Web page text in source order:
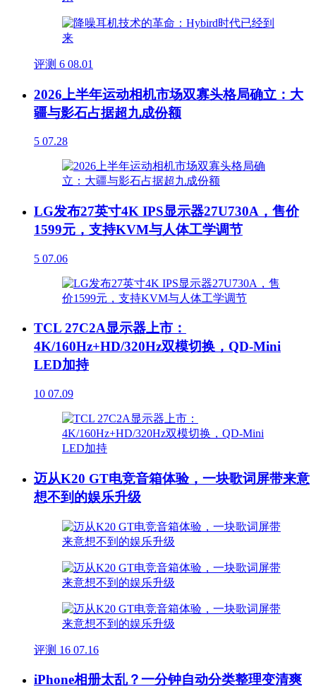
评测 6 08.01
2026上半年运动相机市场双寡头格局确立：大
疆与影石占据超九成份额
5 07.28
LG发布27英寸4K IPS显示器27U730A，售价
1599元，支持KVM与人体工学调节
5 07.06
TCL 27C2A显示器上市：
4K/160Hz+HD/320Hz双模切换，QD-Mini
LED加持
10 07.09
迈从K20 GT电竞音箱体验，一块歌词屏带来意
想不到的娱乐升级
评测 16 07.16
iPhone相册太乱？一分钟自动分类整理变清爽